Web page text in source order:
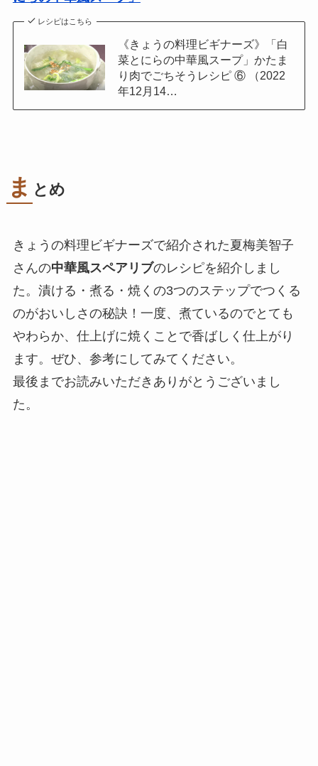
レシピはこちら
《きょうの料理ビギナーズ》「白
菜とにらの中華風スープ」かたま
り肉でごちそうレシピ ⑥ （2022
年12月14…
ま とめ
きょうの料理ビギナーズで紹介された夏梅美智子
さんの中華風スペアリブのレシピを紹介しまし
た。漬ける・煮る・焼くの3つのステップでつくる
のがおいしさの秘訣！一度、煮ているのでとても
やわらか、仕上げに焼くことで香ばしく仕上がり
ます。ぜひ、参考にしてみてください。
最後までお読みいただきありがとうございまし
た。